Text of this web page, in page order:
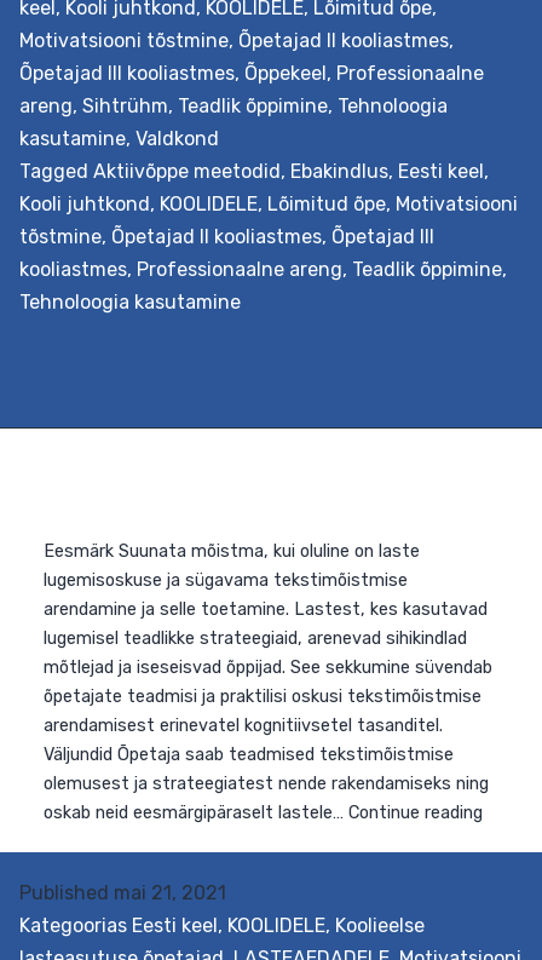
Eesmärk See toetuspakett on loodud abistamaks
üldhariduskoolide meeskondi lõimitud õppe
täpsemalt loodus-, täppisteaduste ja tehnoloogia
valdkonna lõimimisel teiste valdkondadega, näiteks
kunsti-, disaini- ja humanitaarainetega. Selleks
kaardistatakse kootsingupõhisel kohtumisel
koolimeeskonna vajadused ja valitakse sobiv
koolitus annab ülevaate professionaalse
õpiringide
loomine
keel, Kooli juhtkond, KOOLIDELE, Lõimitud õpe,
Motivatsiooni tõstmine, Õpetajad II kooliastmes,
Õpetajad III kooliastmes, Õppekeel, Professionaalne
areng, Sihtrühm, Teadlik õppimine, Tehnoloogia
kasutamine, Valdkond
Tagged Aktiivõppe meetodid, Ebakindlus, Eesti keel,
Kooli juhtkond, KOOLIDELE, Lõimitud õpe, Motivatsiooni
tõstmine, Õpetajad II kooliastmes, Õpetajad III
kooliastmes, Professionaalne areng, Teadlik õppimine,
Tehnoloogia kasutamine
Published mai 21, 2021
Kategoorias Eesti keel, KOOLIDELE, Koolieelse